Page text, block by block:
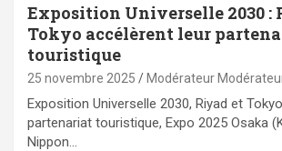
Exposition Universelle 2030 :
Tokyo accélèrent leur
touristique
25 novembre 2025 Modérateur
Exposition Universelle 2030, Riyad et
partenariat touristique, Expo 2025 Osaka
Nippon…